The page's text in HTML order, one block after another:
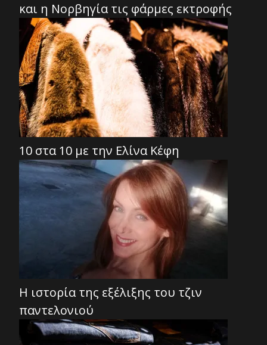
και η Νορβηγία τις φάρμες εκτροφής
10 στα 10 με την Ελίνα Κέφη
Η ιστορία της εξέλιξης του τζιν
παντελονιού